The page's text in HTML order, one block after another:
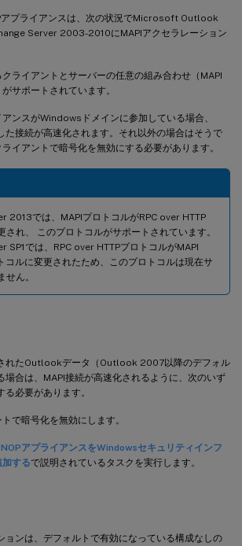
アプライアンスは、次の状況でMicrosoft Outlook
Server 2003-2010にMAPIアクセラレーション
ライアントとサーバーの任意の組み合わせ（MAPI
サポートされています。
ンスがWindowsドメインに参加している場合、
た接続が高速化されます。それ以外の場合はそうで
イアントで暗号化を無効にする必要があります。
2013では、MAPIプロトコルがRPC over HTTP
され、 このプロトコルがサポートされています。
SP1では、RPC over HTTPプロトコルがMAPI
コルに変更されたため、このプロトコルは現在サ
せん。
れたOutlookデータ（Outlook 2007以降のデフォル
場合は、MAPI接続が高速化されるように、次のいず
必要があります。
で暗号化を無効にします。
アプライアンスをWindowsセキュリティインフ
するで説明されているタスクを実行します。
ンは、デフォルトで有効になっている構成なしの